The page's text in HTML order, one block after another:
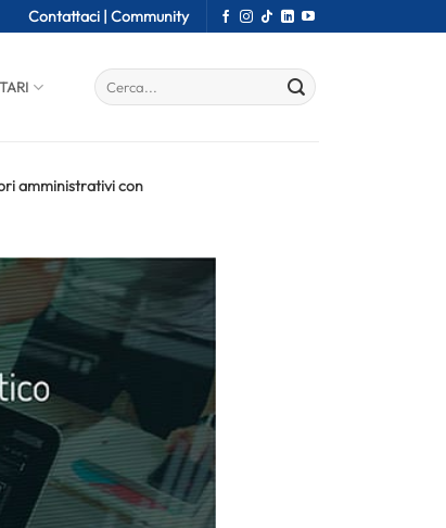
Contattaci | Community
amministrativi con